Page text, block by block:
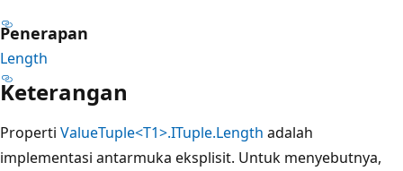
Penerapan
Length
Keterangan
Properti ValueTuple<T1>.ITuple.Length adalah
implementasi antarmuka eksplisit. Untuk menyebutnya,